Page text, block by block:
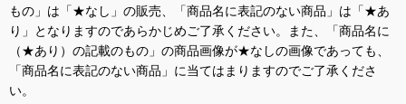
もの」は「★なし」の販売、「商品名に表記のない商品」は「★あ
り」となりますのであらかじめご了承ください。また、「商品名に
（★あり）の記載のもの」の商品画像が★なしの画像であっても、
「商品名に表記のない商品」に当てはまりますのでご了承くださ
い。